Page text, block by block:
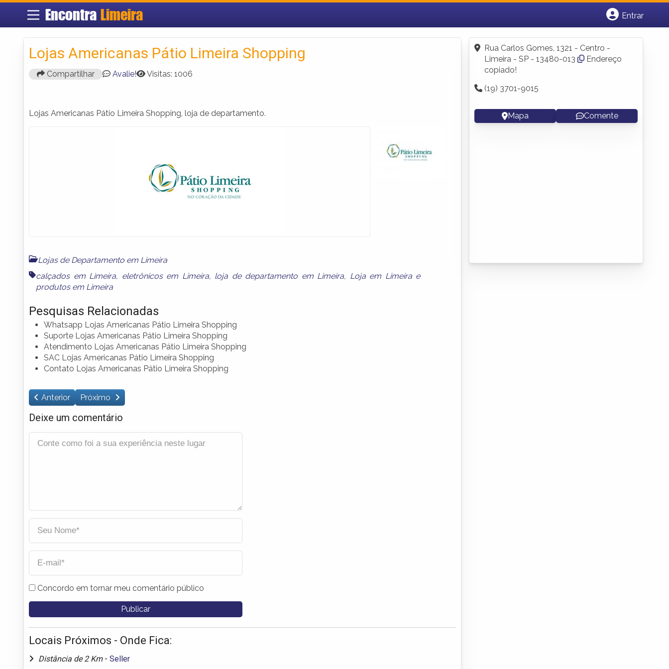
Encontra Limeira
Entrar
Fazer login
Criar conta
Lojas Americanas Pátio Limeira Shopping
Compartilhar Avalie! Visitas: 1006
Lojas Americanas Pátio Limeira Shopping, loja de departamento.
Lojas de Departamento em Limeira
calçados em Limeira, eletrônicos em Limeira, loja de departamento em Limeira, Loja em Limeirae
produtos em Limeira
Pesquisas Relacionadas
Whatsapp Lojas Americanas Pátio Limeira Shopping
Suporte Lojas Americanas Pátio Limeira Shopping
Atendimento Lojas Americanas Pátio Limeira Shopping
SAC Lojas Americanas Pátio Limeira Shopping
Contato Lojas Americanas Pátio Limeira Shopping
Anterior Próximo
Deixe um comentário
Concordo em tornar meu comentário público
Locais Próximos - Onde Fica:
Distância de 2 Km - Seller
Rua Carlos Gomes, 1321 - Centro -
Limeira - SP - 13480-013
Endereço
copiado!
(19) 3701-9015
Mapa Comente